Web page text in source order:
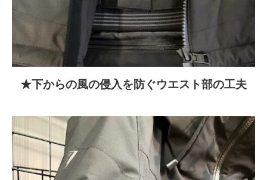
★下からの風の侵入を防ぐウエスト部の工夫